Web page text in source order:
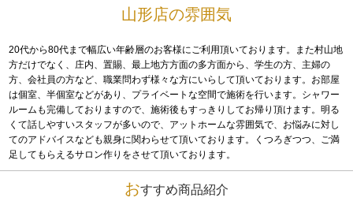
山形店の雰囲気
20代から80代まで幅広い年齢層のお客様にご利用頂いております。また村山地
方だけでなく、庄内、置賜、最上地方方面の多方面から、学生の方、主婦の
方、会社員の方など、職業問わず様々な方にいらして頂いております。お部屋
は個室、半個室などがあり、プライベートな空間で施術を行います。シャワー
ルームも完備しておりますので、施術後もすっきりしてお帰り頂けます。明る
くて話しやすいスタッフが多いので、アットホームな雰囲気で、お悩みに対し
てのアドバイスなども親身に関わらせて頂いております。くつろぎつつ、ご満
足してもらえるサロン作りをさせて頂いております。
おすすめ商品紹介